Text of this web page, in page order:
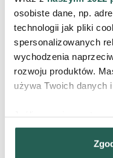
osobiste dane, np.
technologii jak pliki
spersonalizowanych
wychodzenia
rozwoju produktów.
używa Twoich danych
Gromadzić dane
geograficznej z
PRODUKT CHWILOWO
NIEDOSTĘPNY